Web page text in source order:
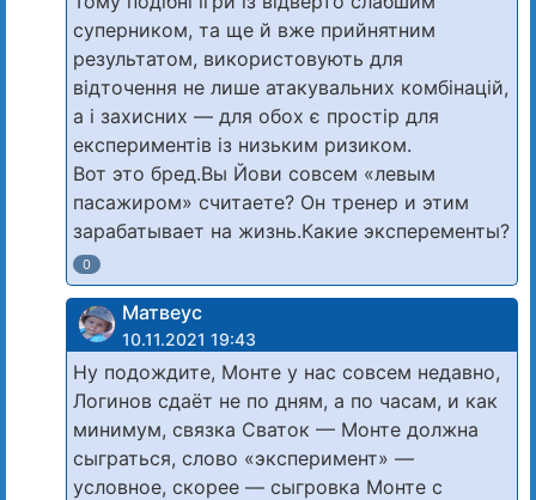
суперником, та ще й вже прийнятним
результатом, використовують для
відточення не лише атакувальних комбінацій,
а і захисних — для обох є простір для
експериментів із низьким ризиком.
Вот это бред.Вы Йови совсем «левым
пасажиром» считаете? Он тренер и этим
зарабатывает на жизнь.Какие эксперементы?
0
Матвеус
10.11.2021 19:43
Ну подождите, Монте у нас совсем недавно,
Логинов сдаёт не по дням, а по часам, и как
минимум, связка Сваток — Монте должна
сыграться, слово «эксперимент» —
условное, скорее — сыгровка Монте с